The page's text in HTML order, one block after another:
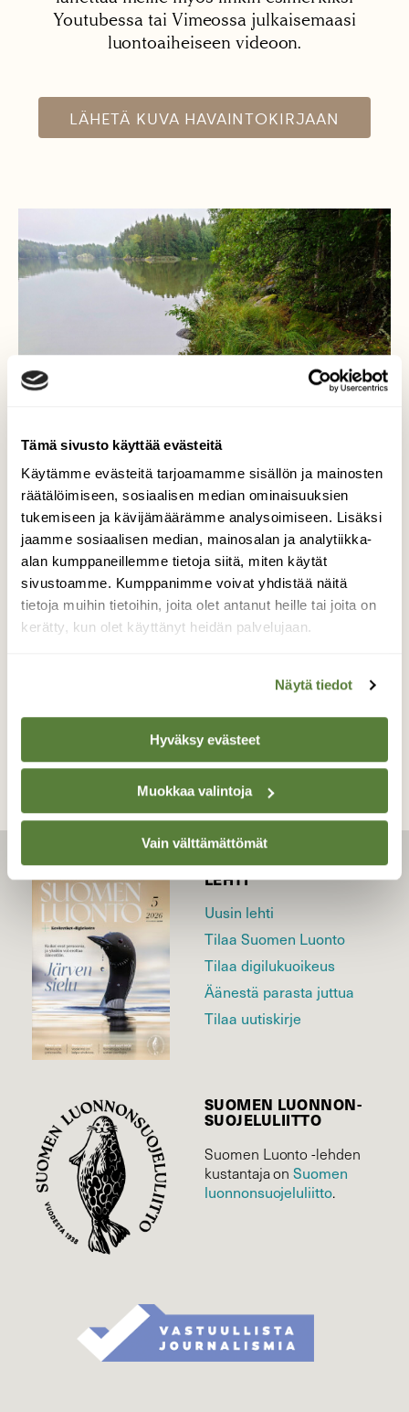
Tämä sivusto käyttää evästeitä
Käytämme evästeitä tarjoamamme sisällön ja mainosten
räätälöimiseen, sosiaalisen median ominaisuuksien
tukemiseen ja kävijämäärämme analysoimiseen. Lisäksi
jaamme sosiaalisen median, mainosalan ja analytiikka-
alan kumppaneillemme tietoja siitä, miten käytät
sivustoamme. Kumppanimme voivat yhdistää näitä
tietoja muihin tietoihin, joita olet antanut heille tai joita on
kerätty, kun olet käyttänyt heidän palvelujaan.
Näytä tiedot
Hyväksy evästeet
Muokkaa valintoja
Vain välttämättömät
Youtubessa tai Vimeossa julkaisemaasi
luontoaiheiseen videoon.
LÄHETÄ KUVA HAVAINTOKIRJAAN
Syksyä ilmassa
Tyyni syyssää
Valokuvaaja: Kati Westerlund, Nuutajärvi
30.8.2023
LEHTI
Uusin lehti
Tilaa Suomen Luonto
Tilaa digilukuoikeus
Äänestä parasta juttua
Tilaa uutiskirje
SUOMEN LUONNON­
SUOJELU­LIITTO
Suomen Luonto -lehden
kustantaja onSuomen
luonnonsuojelu­liitto.